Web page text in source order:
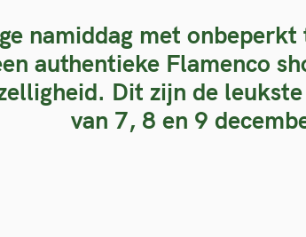
namiddag met onbeperkt
authentieke Flamenco
Dit zijn de
van 7, 8 en 9